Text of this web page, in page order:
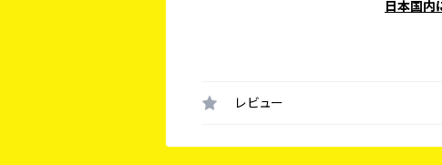
日本国内
レビュー